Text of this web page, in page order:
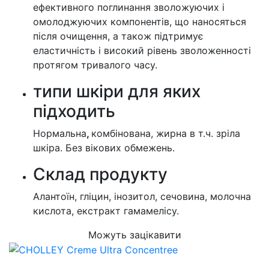
ефективного поглинання зволожуючих і
омолоджуючих компонентів, що наносяться
після очищення, а також підтримує
еластичність і високий рівень зволоженності
протягом тривалого часу.
типи шкіри для яких
підходить
Нормальна, комбінована, жирна в т.ч. зріла
шкіра. Без вікових обмежень.
Cклад продукту
Алантоїн, гліцин, інозитол, сечовина, молочна
кислота, екстракт гамамелісу.
Можуть зацікавити